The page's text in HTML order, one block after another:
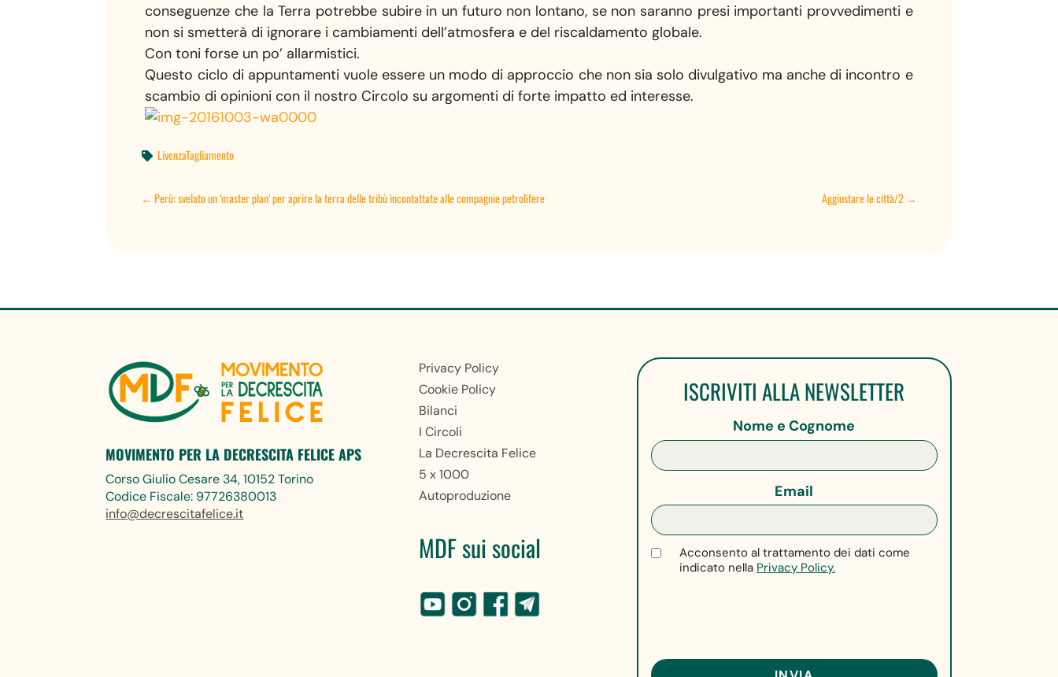
conseguenze che la Terra potrebbe subire in un futuro non lontano, se non saranno presi importanti provvedimenti e
non si smetterà di ignorare i cambiamenti dell’atmosfera e del riscaldamento globale.
Con toni forse un po’ allarmistici.
Questo ciclo di appuntamenti vuole essere un modo di approccio che non sia solo divulgativo ma anche di incontro e
scambio di opinioni con il nostro Circolo su argomenti di forte impatto ed interesse.
 LivenzaTagliamento
←Perù: svelato un ‘master plan’ per aprire la terra delle tribù incontattate alle compagnie petrolifere Aggiustare le città/2→
MOVIMENTO PER LA DECRESCITA FELICE APS
Corso Giulio Cesare 34, 10152 Torino
Codice Fiscale: 97726380013
info@decrescitafelice.it
Privacy Policy
Cookie Policy
Bilanci
I Circoli
La Decrescita Felice
5 x 1000
Autoproduzione
MDF sui social
ISCRIVITI ALLA NEWSLETTER
Nome e Cognome
Email
Acconsento al trattamento dei dati come
indicato nella Privacy Policy.